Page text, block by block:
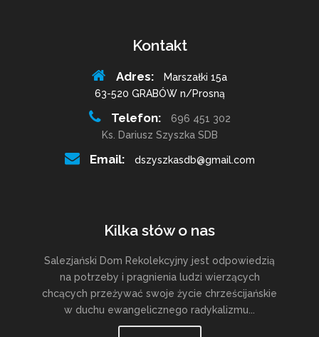
Kontakt
Adres:
Marszałki 15a
63-520 GRABÓW n/Prosną
Telefon:
696 451 302
Ks. Dariusz Szyszka SDB
Email: dszyszkasdb@gmail.com
Kilka słów o nas
Salezjański Dom Rekolekcyjny jest odpowiedzią
na potrzeby i pragnienia ludzi wierzących
chcących przeżywać swoje życie chrześcijańskie
w duchu ewangelicznego radykalizmu...